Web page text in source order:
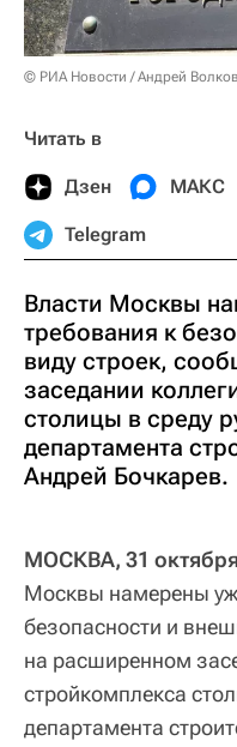
© РИА Новости / Андрей Волков
Читать в
Дзен МАКС
Telegram
Власти Москвы
требования к
виду строек,
заседании
столицы в среду
департамента
Андрей Бочкарев.
МОСКВА, 31
Москвы намерены
безопасности и
на расширенном
стройкомплекса
департамента